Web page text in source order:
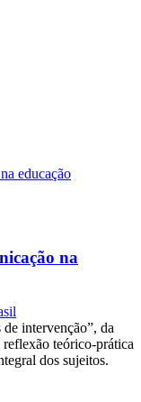
na
de intervenção”, da
teórico-prática
dos sujeitos.